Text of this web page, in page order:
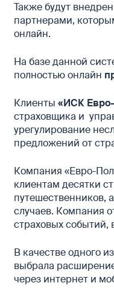
Также будут
партнерами,
онлайн.
На базе данной
полностью онлайн
Клиенты «ИСК
страховщика и
урегулирование
предложений от
Компания «Евро-
клиентам десятки
путешественников,
случаев. Компания
страховых
В качестве одного
выбрала
через интернет и